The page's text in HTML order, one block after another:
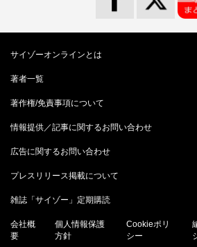
サイゾーオンラインとは
著者一覧
著作権/免責事項について
情報提供／記事に関するお問い合わせ
広告に関するお問い合わせ
プレスリリース掲載について
雑誌「サイゾー」定期購読
会社概
要
個人情報保護
方針
Cookieポリ
シー